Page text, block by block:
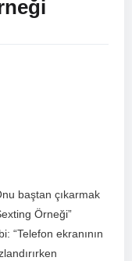
baştan çıkarmak
Örneği”
“Telefon ekranının